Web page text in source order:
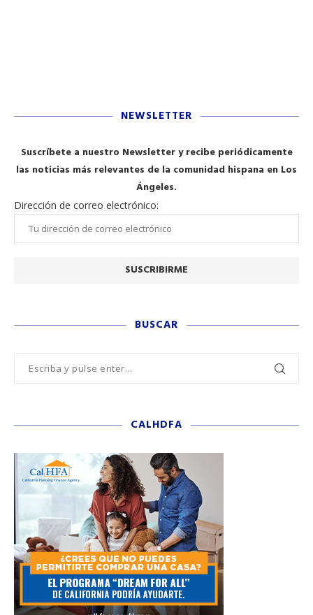
NEWSLETTER
Suscríbete a nuestro Newsletter y recibe periódicamente
las noticias más relevantes de la comunidad hispana en Los
Ángeles.
Dirección de correo electrónico:
BUSCAR
CALHDFA